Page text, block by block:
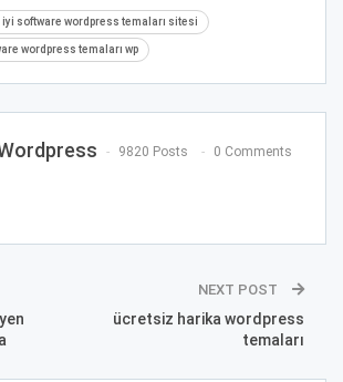
software wordpress temaları sitesi
wordpress temaları wp
9820 Posts 0 Comments
NEXT POST
ücretsiz harika wordpress
temaları